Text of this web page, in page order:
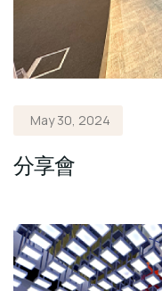
May 30, 2024
分享會